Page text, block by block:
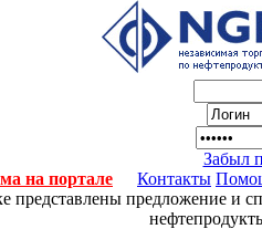
Забыл
на портале
Контакты
представлены предложение и